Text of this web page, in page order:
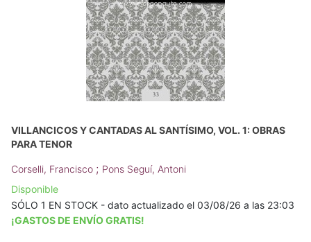
VILLANCICOS Y CANTADAS AL SANTÍSIMO, VOL. 1: OBRAS
PARA TENOR
Corselli, Francisco ; Pons Seguí, Antoni
Disponible
SÓLO 1 EN STOCK - dato actualizado el 03/08/26 a las 23:03
¡GASTOS DE ENVÍO GRATIS!